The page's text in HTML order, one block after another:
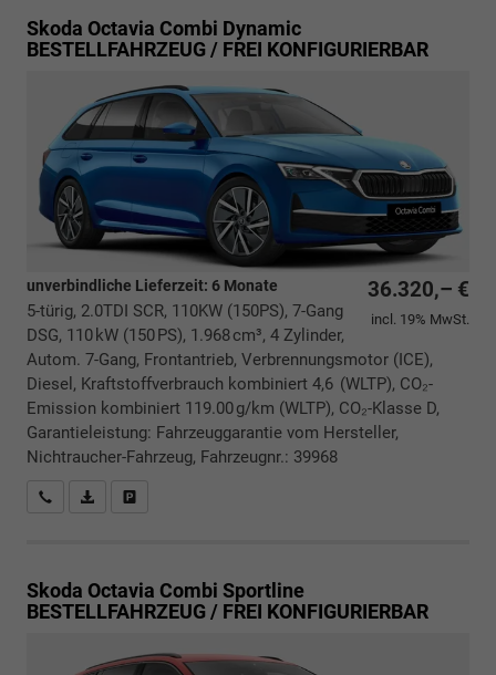
Skoda Octavia Combi Dynamic
BESTELLFAHRZEUG / FREI KONFIGURIERBAR
36.320,– €
incl. 19% MwSt.
unverbindliche Lieferzeit: 6 Monate
5-türig, 2.0TDI SCR, 110KW (150PS), 7-Gang
DSG, 110 kW (150 PS), 1.968 cm³, 4 Zylinder,
Autom. 7-Gang, Frontantrieb, Verbrennungsmotor (ICE),
Diesel, Kraftstoffverbrauch kombiniert 4,6 (WLTP), CO₂-
Emission kombiniert 119.00 g/km (WLTP), CO₂-Klasse D,
Garantieleistung: Fahrzeuggarantie vom Hersteller,
Nichtraucher-Fahrzeug, Fahrzeugnr.: 39968
Rückrufbitte absenden
PDF-Datei, Fahrzeugexposé drucken
Skoda Octavia Combi Sportline
BESTELLFAHRZEUG / FREI KONFIGURIERBAR